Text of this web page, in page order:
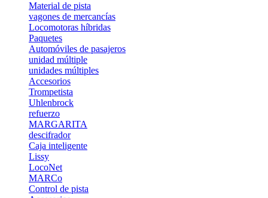
Material de pista
vagones de mercancías
Locomotoras híbridas
Paquetes
Automóviles de pasajeros
unidad múltiple
unidades múltiples
Accesorios
Trompetista
Uhlenbrock
refuerzo
MARGARITA
descifrador
Caja inteligente
Lissy
LocoNet
MARCo
Control de pista